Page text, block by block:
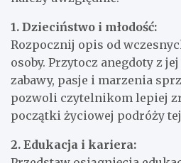
1. Dzieciństwo i młodość:
Rozpocznij opis od
osoby. Przytocz anegdoty z
zabawy, pasje i marzenia
pozwoli czytelnikom lepiej
początki życiowej podróży tej
2. Edukacja i kariera: